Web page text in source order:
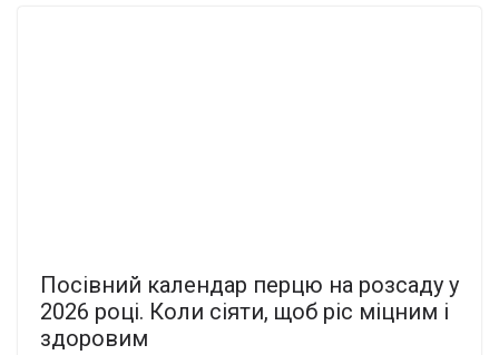
Посівний календар перцю на розсаду у
2026 році. Коли сіяти, щоб ріс міцним і
здоровим